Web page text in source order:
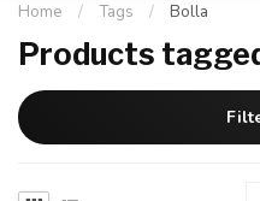
Home / Tags / Bolla
Products